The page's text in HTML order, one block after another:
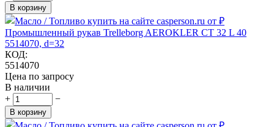
В корзину
Промышленный рукав Trelleborg AEROKLER CT 32 L 40
5514070, d=32
КОД:
5514070
Цена по запросу
В наличии
+
−
В корзину